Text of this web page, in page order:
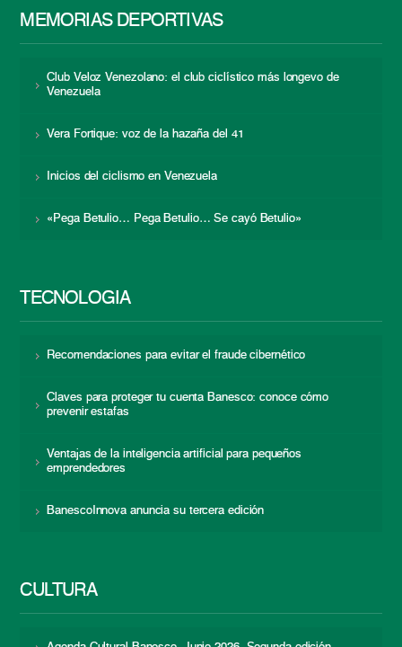
MEMORIAS DEPORTIVAS
Club Veloz Venezolano: el club ciclístico más longevo de
Venezuela
Vera Fortique: voz de la hazaña del 41
Inicios del ciclismo en Venezuela
«Pega Betulio… Pega Betulio… Se cayó Betulio»
TECNOLOGÍA
Recomendaciones para evitar el fraude cibernético
Claves para proteger tu cuenta Banesco: conoce cómo
prevenir estafas
Ventajas de la inteligencia artificial para pequeños
emprendedores
BanescoInnova anuncia su tercera edición
CULTURA